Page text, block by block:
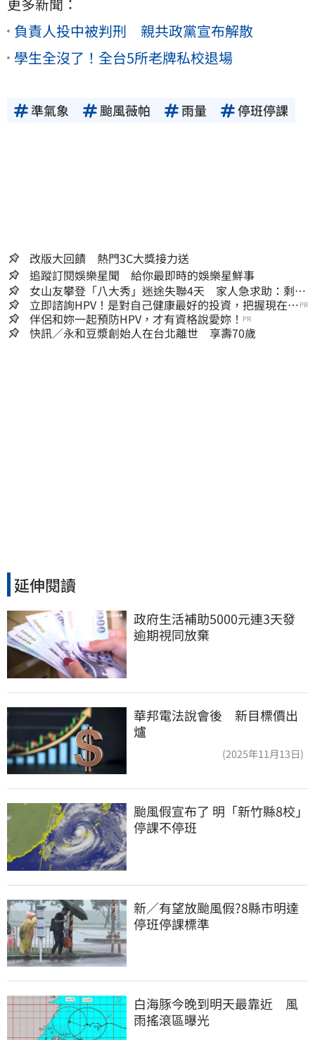
負責人投中被判刑 親共政黨宣布解散
學生全沒了！全台5所老牌私校退場
準氣象 颱風薇帕 雨量 停班停課
改版大回饋 熱門3C大獎接力送
追蹤訂閱娛樂星聞 給你最即時的娛樂星鮮事
女山友攀登「八大秀」迷途失聯4天 家人急求助：剩我
媽還沒找到
立即諮詢HPV！是對自己健康最好的投資，把握現在不
嫌晚！
PR
伴侶和妳一起預防HPV，才有資格說愛妳！ PR
快訊／永和豆漿創始人在台北離世 享壽70歲
延伸閱讀
政府生活補助5000元連3天發
逾期視同放棄
華邦電法說會後 新目標價出
爐
(2025年11月13日)
颱風假宣布了 明「新竹縣8校」
停課不停班
新／有望放颱風假?8縣市明達
停班停課標準
白海豚今晚到明天最靠近　風
雨搖滾區曝光